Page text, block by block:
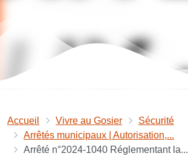
Accueil Vivre au Gosier
Sécurité
Arrêtés municipaux | Autorisation,...
Arrêté n°2024-1040 Réglementant la...